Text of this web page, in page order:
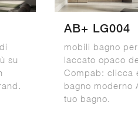
su
AB+ LG004
mobili bagno
laccato opaco
Compab: clicca
bagno moderno
tuo bagno.